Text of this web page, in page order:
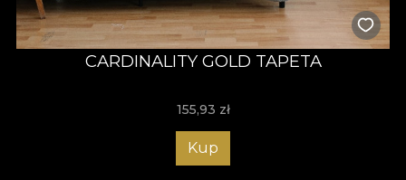
CARDINALITY GOLD TAPETA
155,93 zł
Kup